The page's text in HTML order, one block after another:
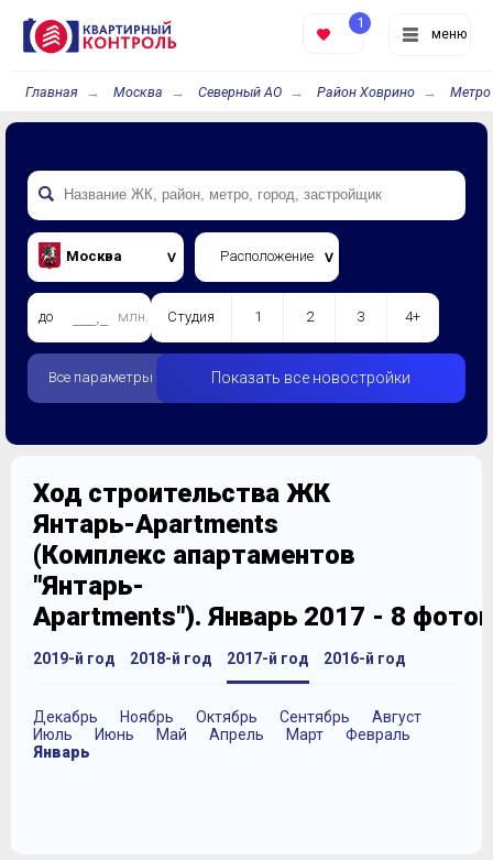
меню
1
Главная Москва Северный АО Район Ховрино Метро
Москва Расположение
до млн. Студия 1 2 3 4+
Все параметры Показать все новостройки
Ход строительства ЖК
Янтарь-Apartments
(Комплекс апартаментов
"Янтарь-
Apartments"). Январь 2017 - 8
2019-й год 2018-й год 2017-й год
Декабрь Ноябрь Октябрь Сентябрь
Август
Июль
Июнь Май Апрель Март
Февраль
Январь
2016-й год